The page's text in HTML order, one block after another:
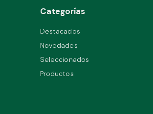
Categorías
Destacados
Novedades
Seleccionados
Productos